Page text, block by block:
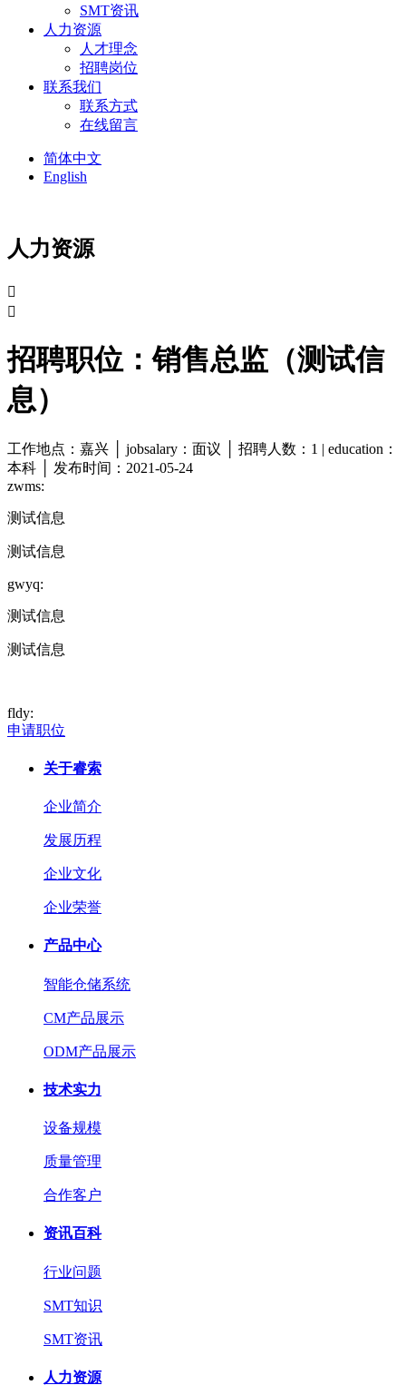
SMT资讯
人力资源
人才理念
招聘岗位
联系我们
联系方式
在线留言
简体中文
English
人力资源


招聘职位：销售总监（测试信
息）
工作地点：嘉兴 │ jobsalary：面议 │ 招聘人数：1 | education：
本科 │ 发布时间：2021-05-24
zwms:
测试信息
测试信息
gwyq:
测试信息
测试信息
fldy:
申请职位
关于睿索
企业简介
发展历程
企业文化
企业荣誉
产品中心
智能仓储系统
CM产品展示
ODM产品展示
技术实力
设备规模
质量管理
合作客户
资讯百科
行业问题
SMT知识
SMT资讯
人力资源